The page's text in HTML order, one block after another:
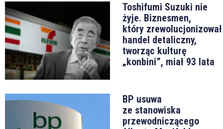
Toshifumi Suzuki nie
żyje. Biznesmen,
który zrewolucjonizował
handel detaliczny,
tworząc kulturę
„konbini”, miał 93 lata
BP usuwa
ze stanowiska
przewodniczącego